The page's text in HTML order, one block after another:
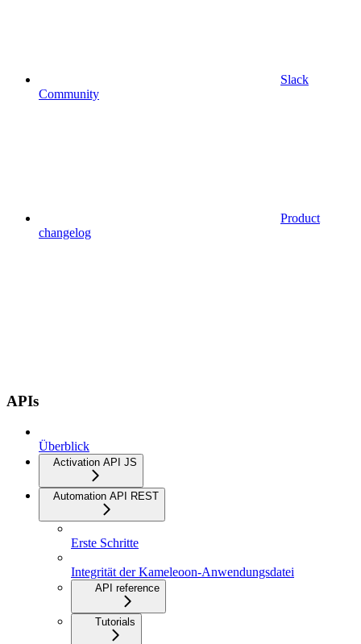
Slack
Community
Product
changelog
APIs
Überblick
Activation API JS
Automation API REST
Erste Schritte
Integrität der Kameleoon-Anwendungsdatei
API reference
Tutorials